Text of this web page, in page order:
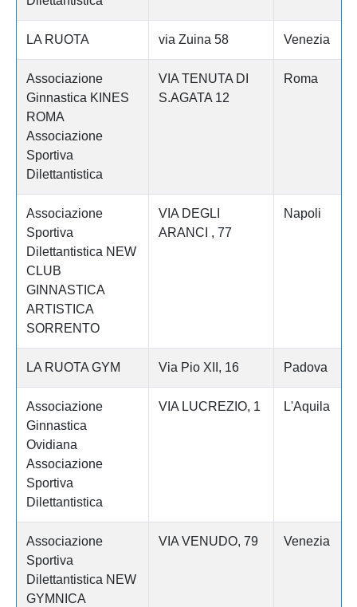
LA RUOTA via Zuina 58 Venezia
Associazione
Ginnastica KINES
ROMA
Associazione
Sportiva
Dilettantistica
VIA TENUTA DI
S.AGATA 12
Roma
Associazione
Sportiva
Dilettantistica NEW
CLUB
GINNASTICA
ARTISTICA
SORRENTO
VIA DEGLI
ARANCI , 77
Napoli
LA RUOTA GYM Via Pio XII, 16 Padova
Associazione
Ginnastica
Ovidiana
Associazione
Sportiva
Dilettantistica
VIA LUCREZIO, 1 L'Aquila
Associazione
Sportiva
Dilettantistica NEW
GYMNICA
VIA VENUDO, 79 Venezia